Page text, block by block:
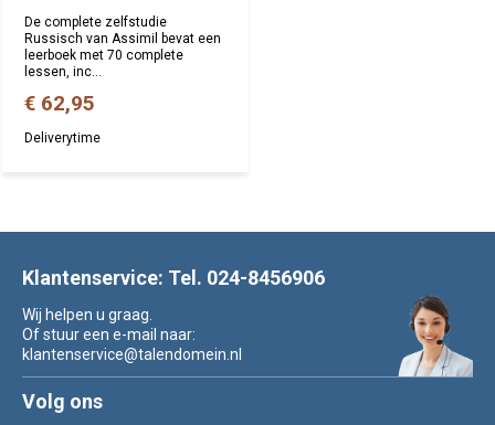
De complete zelfstudie
Russisch van Assimil bevat een
leerboek met 70 complete
lessen, inc...
€ 62,95
Deliverytime
Klantenservice: Tel. 024-8456906
Wij helpen u graag.
Of stuur een e-mail naar:
klantenservice@talendomein.nl
Volg ons